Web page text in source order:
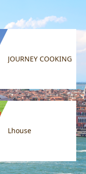
JOURNEY COOKING
Lhouse